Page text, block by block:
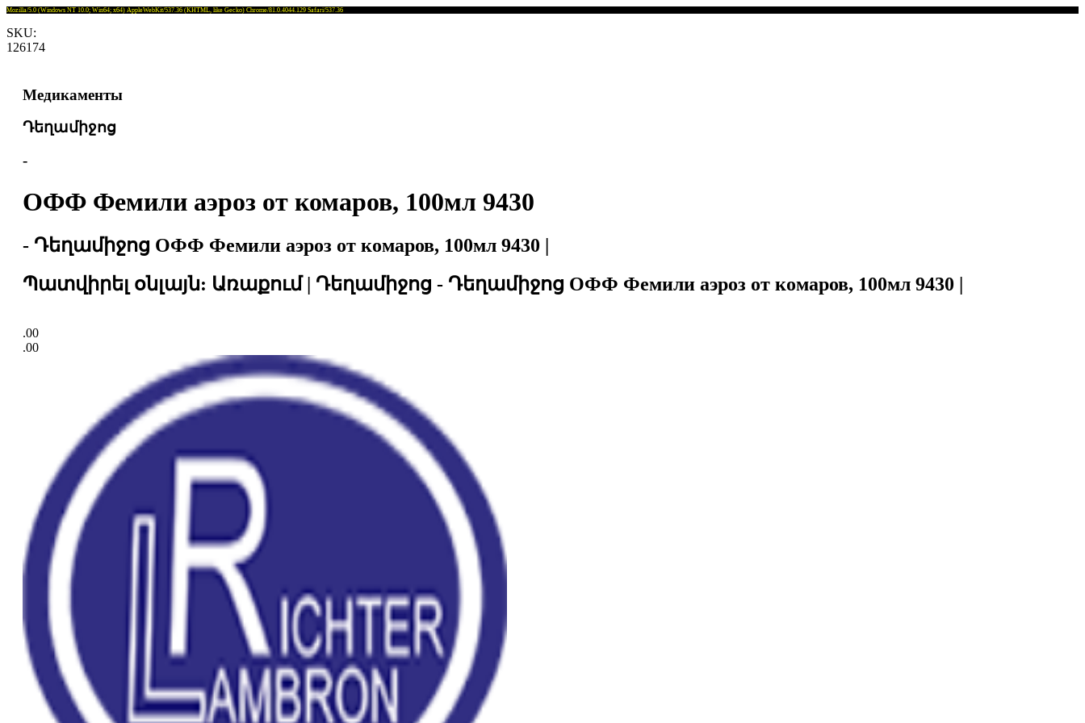
Mozilla/5.0 (Windows NT 10.0; Win64; x64) AppleWebKit/537.36 (KHTML, like Gecko) Chrome/81.0.4044.129 Safari/537.36
SKU:
126174
Медикаменты
Դեղամիջոց
-
ОФФ Фемили аэроз от комаров, 100мл 9430
- Դեղամիջոց ОФФ Фемили аэроз от комаров, 100мл 9430 |
Պատվիրել օնլայն: Առաքում | Դեղամիջոց - Դեղամիջոց ОФФ Фемили аэроз от комаров, 100мл 9430 |
.00
.00